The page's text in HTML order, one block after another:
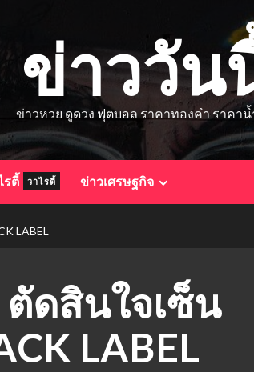
ข่าววัน
ข่าวหวย ดูดวง ฟุตบอล ราคาทองคำ ราคา
รตี้ วาไรตี้ ข่าวเศรษฐกิจ
LABEL
ตัดสินใจเซ็น
LABEL